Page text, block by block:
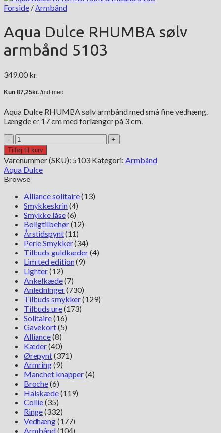
Forside /Armbånd
Aqua Dulce RHUMBA sølv
armbånd 5103
349.00 kr.
Aqua Dulce RHUMBA sølv armbånd med små fine vedhæng.
Længde er 17 cm med forlænger på 3 cm.
Aqua
Dulce
RHUMBA
sølv
armbånd
5103
antal
Tilføj til kurv
Varenummer (SKU): 5103 Kategori: Armbånd
Aqua Dulce
Browse
Alliance solitaire(13)
Smykkeskrin(4)
Smykke låse(6)
Boligtilbehør(12)
Årstidspynt(11)
Perle Smykker(34)
Tilbuds guldkæder(4)
Limited edition(9)
Lighter(12)
Ankelkæde(7)
Anledninger(730)
Tilbuds smykker(129)
Tilbuds ure(173)
Solitaire(16)
Gavekort(5)
Alliance(8)
Kæder(40)
Ørepynt(371)
Armring(9)
Manchet knapper(4)
Broche(6)
Halskæde(119)
Collie(35)
Ringe(332)
Vedhæng(177)
Armbånd(104)